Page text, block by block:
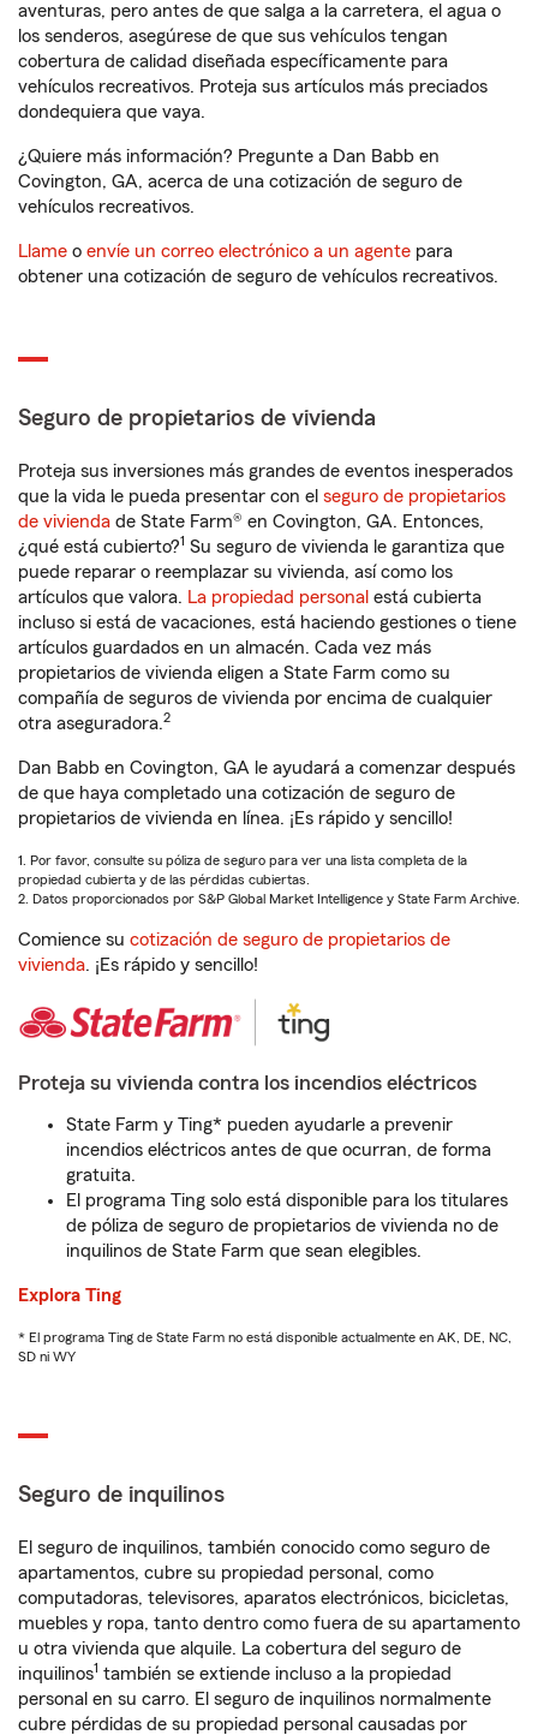
aventuras, pero antes de que salga a la carretera, el agua o
los senderos, asegúrese de que sus vehículos tengan
cobertura de calidad diseñada específicamente para
vehículos recreativos. Proteja sus artículos más preciados
dondequiera que vaya.
¿Quiere más información? Pregunte a Dan Babb en
Covington, GA, acerca de una cotización de seguro de
vehículos recreativos.
Llame o envíe un correo electrónico a un agente para
obtener una cotización de seguro de vehículos recreativos.
Seguro de propietarios de vivienda
Proteja sus inversiones más grandes de eventos inesperados
que la vida le pueda presentar con el seguro de propietarios
de vivienda de State Farm® en Covington, GA. Entonces,
¿qué está cubierto?1 Su seguro de vivienda le garantiza que
puede reparar o reemplazar su vivienda, así como los
artículos que valora. La propiedad personal está cubierta
incluso si está de vacaciones, está haciendo gestiones o tiene
artículos guardados en un almacén. Cada vez más
propietarios de vivienda eligen a State Farm como su
compañía de seguros de vivienda por encima de cualquier
otra aseguradora.2
Dan Babb en Covington, GA le ayudará a comenzar después
de que haya completado una cotización de seguro de
propietarios de vivienda en línea. ¡Es rápido y sencillo!
1. Por favor, consulte su póliza de seguro para ver una lista completa de la
propiedad cubierta y de las pérdidas cubiertas.
2. Datos proporcionados por S&P Global Market Intelligence y State Farm Archive.
Comience su cotización de seguro de propietarios de
vivienda. ¡Es rápido y sencillo!
Proteja su vivienda contra los incendios eléctricos
State Farm y Ting* pueden ayudarle a prevenir
incendios eléctricos antes de que ocurran, de forma
gratuita.
El programa Ting solo está disponible para los titulares
de póliza de seguro de propietarios de vivienda no de
inquilinos de State Farm que sean elegibles.
Explora Ting
* El programa Ting de State Farm no está disponible actualmente en AK, DE, NC,
SD ni WY
Seguro de inquilinos
El seguro de inquilinos, también conocido como seguro de
apartamentos, cubre su propiedad personal, como
computadoras, televisores, aparatos electrónicos, bicicletas,
muebles y ropa, tanto dentro como fuera de su apartamento
u otra vivienda que alquile. La cobertura del seguro de
inquilinos1 también se extiende incluso a la propiedad
personal en su carro. El seguro de inquilinos normalmente
cubre pérdidas de su propiedad personal causadas por